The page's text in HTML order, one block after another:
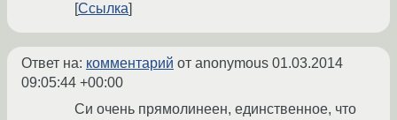
Ссылка
Ответ на: комментарий от anonymous 01.03.2014
09:05:44 +00:00
Си очень прямолинеен, единственное, что